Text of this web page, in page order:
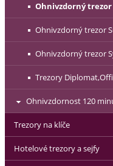
Ohnivzdorný
Ohnivzdorný trezor
Ohnivzdorný trezor
Trezory
Ohnivzdornost 120
Trezory na klíče
Hotelové trezory a sejfy